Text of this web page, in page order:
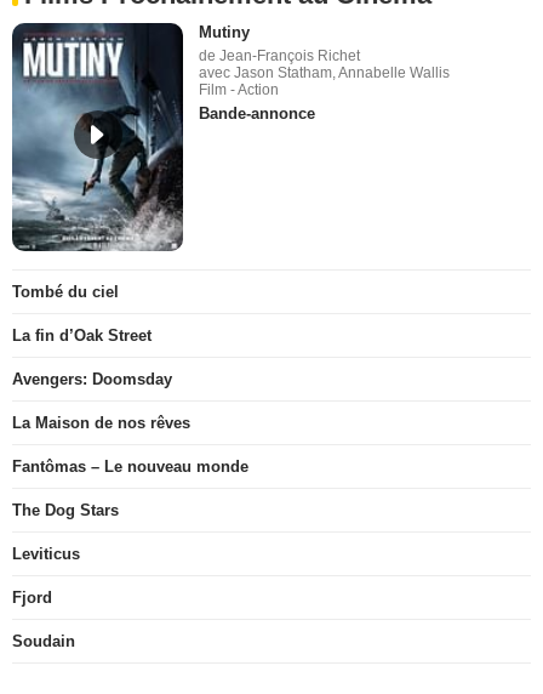
Mutiny
de Jean-François Richet
avec Jason Statham, Annabelle Wallis
Film - Action
Bande-annonce
Tombé du ciel
La fin d’Oak Street
Avengers: Doomsday
La Maison de nos rêves
Fantômas – Le nouveau monde
The Dog Stars
Leviticus
Fjord
Soudain